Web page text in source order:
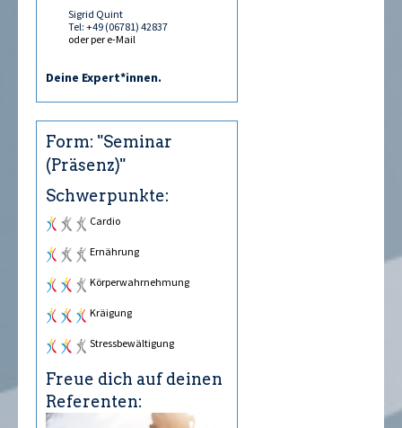
Sigrid Quint
Tel: +49 (06781) 42837
oder per e-Mail
Deine Expert*innen.
Form: "Seminar
(Präsenz)"
Schwerpunkte:
Cardio
Ernährung
Körperwahrnehmung
Kräftigung
Stressbewältigung
Freue dich auf deinen
Referenten: